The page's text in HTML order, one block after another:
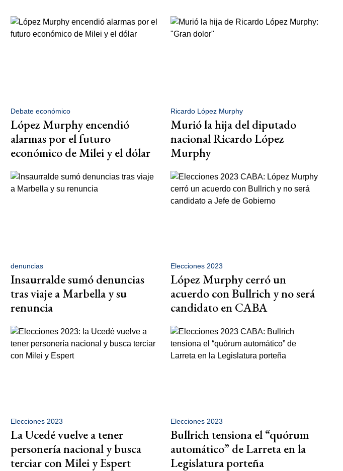
Debate económico
López Murphy encendió
alarmas por el futuro
económico de Milei y el dólar
Ricardo López Murphy
Murió la hija del diputado
nacional Ricardo López
Murphy
denuncias
Insaurralde sumó denuncias
tras viaje a Marbella y su
renuncia
Elecciones 2023
López Murphy cerró un
acuerdo con Bullrich y no será
candidato en CABA
Elecciones 2023
La Ucedé vuelve a tener
personería nacional y busca
terciar con Milei y Espert
Elecciones 2023
Bullrich tensiona el “quórum
automático” de Larreta en la
Legislatura porteña